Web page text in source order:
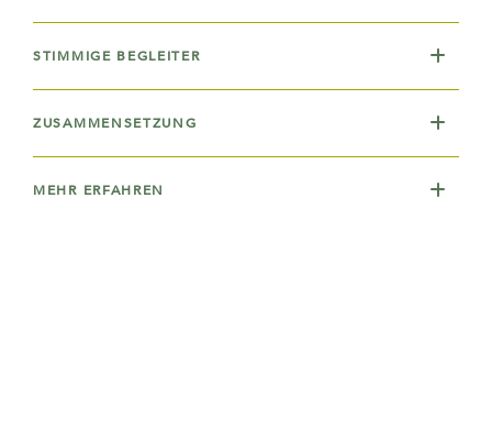
STIMMIGE BEGLEITER
ZUSAMMENSETZUNG
MEHR ERFAHREN